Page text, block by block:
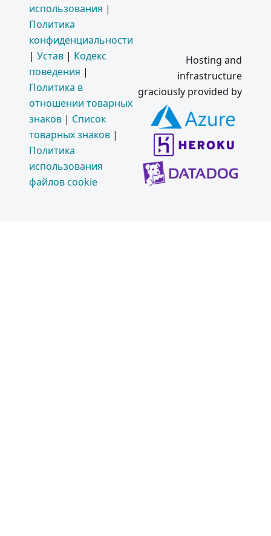
использования |
Политика
конфиденциальности
| Устав | Кодекс
поведения |
Политика в
отношении товарных
знаков | Список
товарных знаков |
Политика
использования
файлов cookie
Hosting and
infrastructure
graciously provided by